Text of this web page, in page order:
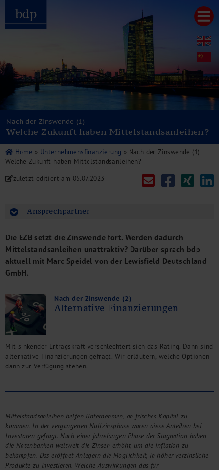
Über uns
Unternehmenswerte
Publikationen
Newsletter
Videos
Leistungen
Rechtsberatung
Restrukturierung
Management Consulting
Internationalisierung
China Consulting
Unternehmensgründung
Wirtschaftsprüfung
Steuerberatung
Rechtsberatung
M&A Deutschland/China
Unternehmensfinanzierung
Industrielle Dienstleistungen
Inbound Investments
Events
Karriere
Kontakt
Nach der Zinswende (1)
Welche Zukunft haben Mittelstandsanleihen?
Home » Unternehmensfinanzierung » Nach der Zinswende (1) -
Welche Zukunft haben Mittelstandsanleihen?
zuletzt editiert am 05.07.2023
Ansprechpartner
Die EZB setzt die Zinswende fort. Werden dadurch
Mittelstandsanleihen unattraktiv? Darüber sprach bdp
aktuell mit Marc Speidel von der Lewisfield Deutschland
GmbH.
Nach der Zinswende (2)
Alternative Finanzierungen
Mit sinkender Ertragskraft verschlechtert sich das Rating. Dann sind
alternative Finanzierungen gefragt. Wir erläutern, welche Optionen
dann zur Verfügung stehen.
Mittelstandsanleihen helfen Unternehmen, an frisches Kapital zu
kommen. In der vergangenen Nullzinsphase waren diese Anleihen bei
Investoren gefragt. Nach einer jahrelangen Phase der Stagnation haben
die Notenbanken weltweit die Zinsen erhöht, um die Inflation zu
bekämpfen. Das eröffnet Anlegern die Möglichkeit, in höher verzinsliche
Produkte zu investieren. Welche Auswirkungen das für